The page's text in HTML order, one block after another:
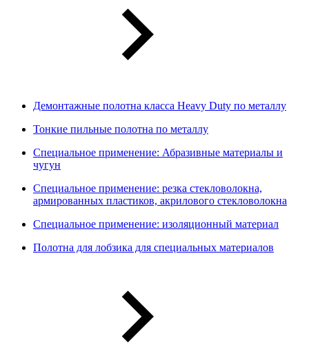
Демонтажные полотна класса Heavy Duty по металлу
Тонкие пильные полотна по металлу
Специальное применение: Абразивные материалы и
чугун
Специальное применение: резка стекловолокна,
армированных пластиков, акрилового стекловолокна
Специальное применение: изоляционный материал
Полотна для лобзика для специальных материалов